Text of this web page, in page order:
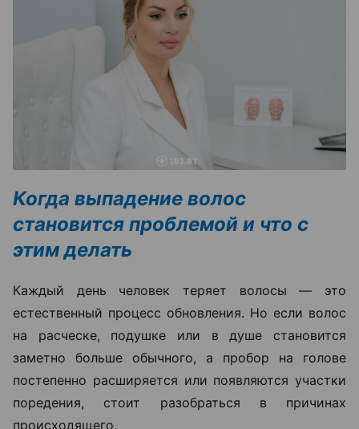
Когда выпадение волос
становится проблемой и что с
этим делать
Каждый день человек теряет волосы — это
естественный процесс обновления. Но если волос
на расческе, подушке или в душе становится
заметно больше обычного, а пробор на голове
постепенно расширяется или появляются участки
поредения, стоит разобраться в причинах
происходящего.